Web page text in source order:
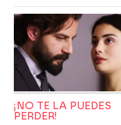
¡NO TE LA PUEDES
PERDER!